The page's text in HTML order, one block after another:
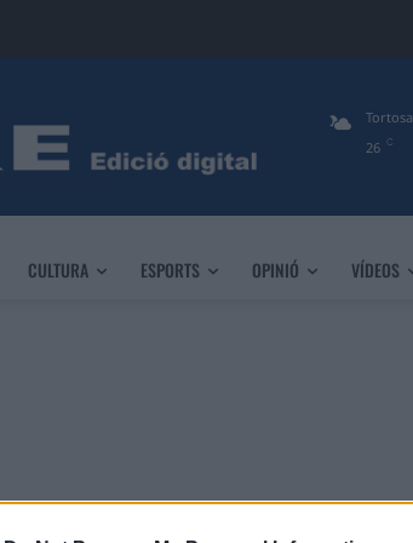
26 C
Tortosa
CULTURA ESPORTS OPINIÓ VÍDEOS